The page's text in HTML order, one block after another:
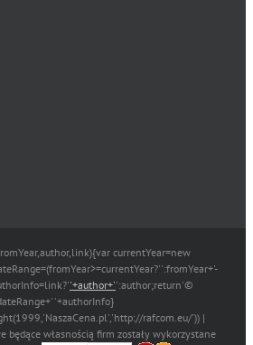
currentYear=new
'+author+'':author;return'©
'+authorInfo}
rafcom.eu/')) |
będące własnością firm zostały wykorzystane